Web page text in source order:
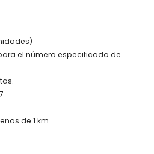
y área de comedor exterior
cubiertas privadas y 4 plazas
(a menos de 2 kilómetros de la
Mar Mediterráneo (a menos de
Punta Raset (a menos de 4
el número especificado de
de 1 km.